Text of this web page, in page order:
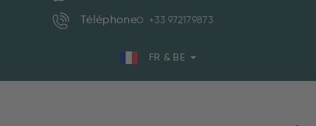
Téléphone +33 972179873
FR & BE